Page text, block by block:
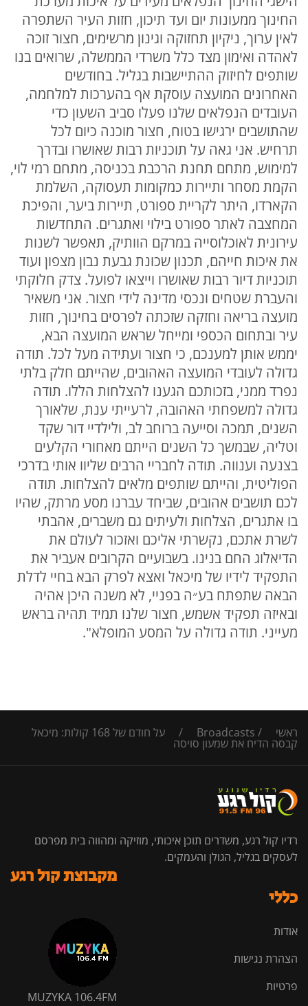
החינוך ממעונות יום ועד תיכון, חזות העיר השתפרה
לאין ערוך, ניקיון תחזוקה וגינון מרשימים, חצור זוכה
לאהדה ואימון מצד כלל משרדי הממשלה, שרואים בנו
שותפים לחיזוק ההתיישבות בגליל. בחודשים
האחרונים המועצה עוסקת אף בהערכות למלחמה,
העובדים הנפלאים שלנו פעלו סביב השעון כדי
שהתושבים ירגישו בטוח, חצור מוכנה כיום לכל
תרחיש. אני גאה על תוכניות רבות שאושרו ובדרך
למימוש, מתחם תחנת הרכבת בכניסה, מתחם רמי לוי,
הקמת מסחר ותיירות כמקומות תעסוקה, השלמת
הקארדו, היתר לקריית ספורט, תיירות ביער, והפיכת
המחצבה לאתר ספורט בילוי ואתגרים. התחדשות
עירונית לאוכלוסייה במרקם הוותיק, תאפשר לשנות
את איכות חייהם, תכנון שכונת גבעת נבון מצפון ועוד
תוכניות דיור רבות שאושרו וייצאו לפועל. צדק חלוקתי
והעברת שטחים ונכסי מדינה לידי חצור. אני משאיר
מועצה בריאה וחזקה שזכתה לפרסים בחינוך, חזות
עיר ובתחום הכספי ומייחל שראש המועצה הבא,
יממש אותן למענכם, כי חצור ועתידה מעל לכל. תודה
גדולה לעובדי המועצה האהובים, שהייתם חלק בלתי
נפרד ממני, בזכותכם הגענו להצלחות הללו. תודה
גדולה למשפחתי האהובה, לרעייתי ענת, שלאורך
השנים, תמכה וסייעה ברוחב לב, ולילדיי דור שקד
וטליה, שבמשך כל השנים הייתם מאחורי הקלעים
בצנעה וענווה. תודה לחבריי הרבים שליוו אותי בדרכי
הפוליטית, והייתם שותפים מלאים להצלחות. תודה
לכם תושבים אהובים, שביחד עברנו מסע מרתק, שהיו
בו אתגרים, הצלחות ולעיתים גם משברים, אהבתי
לשרת אתכם, נקשרתי אליכם ואזכור לעולם את
הדיאלוג החם בנינו. בשבועיים הקרובים אעביר את
התפקיד לידיו של מיכאל ואצא לפרק הבא בחיי לדלת
הבאה שתפתח בע״ה בפניי, לא משנה היכן אהיה
ובאיזה תפקיד אשמש, חצור שלנו תמיד תהיה בראש
מעייני. תודה גדולה על המסע המופלא".
ראשי /
Broadcasts
/ על חודם של 168 קולות: מיכאל
קבסה הדיח את שמעון סויסה
רדיו קול רגע, משדרים תוכן איכותי, מוזיקה ומהווה בית מפרסם
לעסקים בגליל, הגולן והעמקים.
כללי
אודות
הצהרת נגישות
פרטיות
מקבוצת קול רגע
MUZYKA 106.4FM